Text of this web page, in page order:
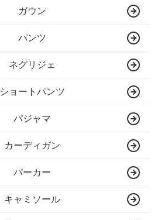
ガウン
パンツ
ネグリジェ
ショートパンツ
パジャマ
カーディガン
パーカー
キャミソール